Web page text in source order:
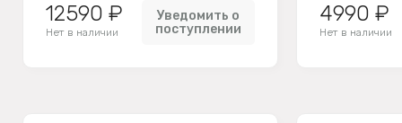
12590 ₽
Нет в наличии
Уведомить о
поступлении
4990 ₽
Нет в наличии